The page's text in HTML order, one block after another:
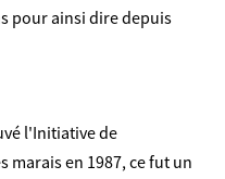
pour ainsi dire depuis
l'Initiative de
en 1987, ce fut un